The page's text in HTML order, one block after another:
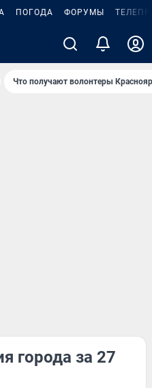
ПОГОДА ФОРУМЫ
Что получают волонтеры
города за 27